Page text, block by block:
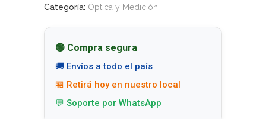
Categoría: Óptica y Medición
🟢 Compra segura
🚚 Envíos a todo el país
🏪 Retirá hoy en nuestro local
💬 Soporte por WhatsApp